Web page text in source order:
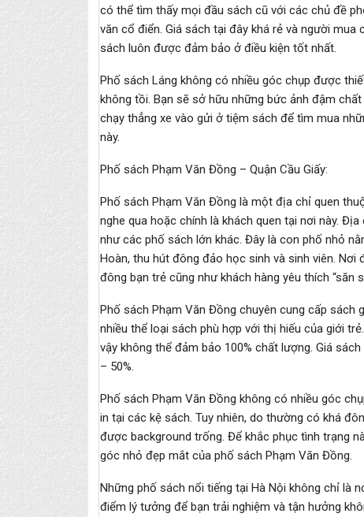
có thể tìm thấy mọi đầu sách cũ với các chủ đề
văn cổ điển. Giá sách tại đây khá rẻ và người
sách luôn được đảm bảo ở điều kiện tốt nhất.
Phố sách Láng không có nhiều góc chụp được
không tồi. Bạn sẽ sở hữu những bức ảnh đậm
chạy thẳng xe vào gửi ở tiệm sách để tìm mua
này.
Phố sách Phạm Văn Đồng – Quận Cầu Giấy:
Phố sách Phạm Văn Đồng là một địa chỉ quen
nghe qua hoặc chính là khách quen tại nơi này.
như các phố sách lớn khác. Đây là con phố nhỏ
Hoàn, thu hút đông đảo học sinh và sinh viên.
đông bạn trẻ cũng như khách hàng yêu thích “săn
Phố sách Phạm Văn Đồng chuyên cung cấp sách
nhiều thể loại sách phù hợp với thị hiếu của giới
vậy không thể đảm bảo 100% chất lượng. Giá
– 50%.
Phố sách Phạm Văn Đồng không có nhiều góc
in tại các kệ sách. Tuy nhiên, do thường có khá
được background trống. Để khắc phục tình trạng
góc nhỏ đẹp mắt của phố sách Phạm Văn Đồng.
Những phố sách nổi tiếng tại Hà Nội không chỉ là
điểm lý tưởng để bạn trải nghiệm và tận hưởng